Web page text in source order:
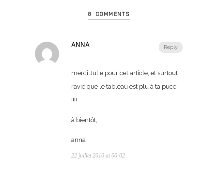
8 COMMENTS
Reply
ANNA
merci Julie pour cet article, et surtout
ravie que le tableau est plu à ta puce
!!!!
à bientôt,
anna
22 juillet 2010 at 00:02